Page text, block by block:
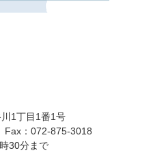
1丁目1番1号
Fax：072-875-3018
30分まで